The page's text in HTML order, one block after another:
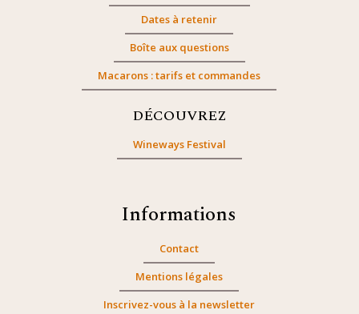
Dates à retenir
Boîte aux questions
Macarons : tarifs et commandes
DÉCOUVREZ
Wineways Festival
Informations
Contact
Mentions légales
Inscrivez-vous à la newsletter